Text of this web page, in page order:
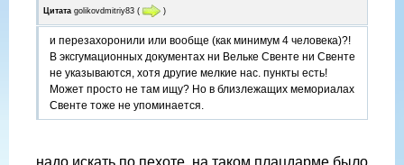
Цитата golikovdmitriy83 ( )
и перезахоронили или вообще (как минимум 4 человека)?!
В эксгумационных документах ни Вельке Свенте ни Свенте
не указываются, хотя другие мелкие нас. пункты есть!
Может просто не там ищу? Но в близлежащих мемориалах
Свенте тоже не упоминается.